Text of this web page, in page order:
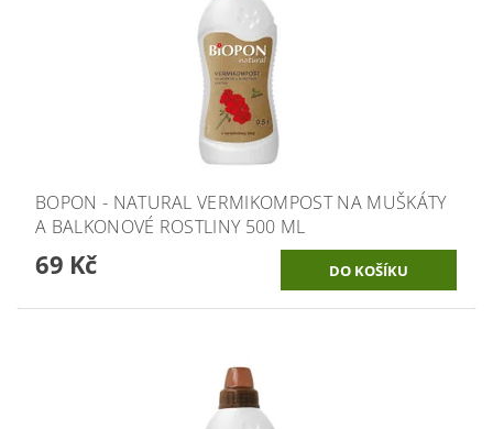
BOPON - NATURAL VERMIKOMPOST NA MUŠKÁTY
A BALKONOVÉ ROSTLINY 500 ML
69 Kč